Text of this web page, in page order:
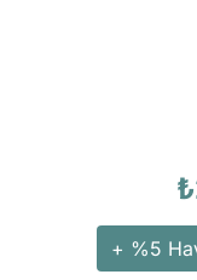
+ %5